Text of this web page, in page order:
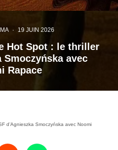
· 19 JUIN 2026
Hot Spot : le thriller
Smoczyńska avec
Rapace
d’Agnieszka Smoczyńska avec Noomi